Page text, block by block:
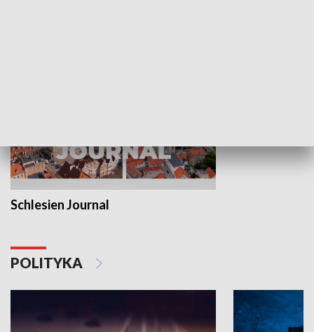
Schlesien Journal
POLITYKA